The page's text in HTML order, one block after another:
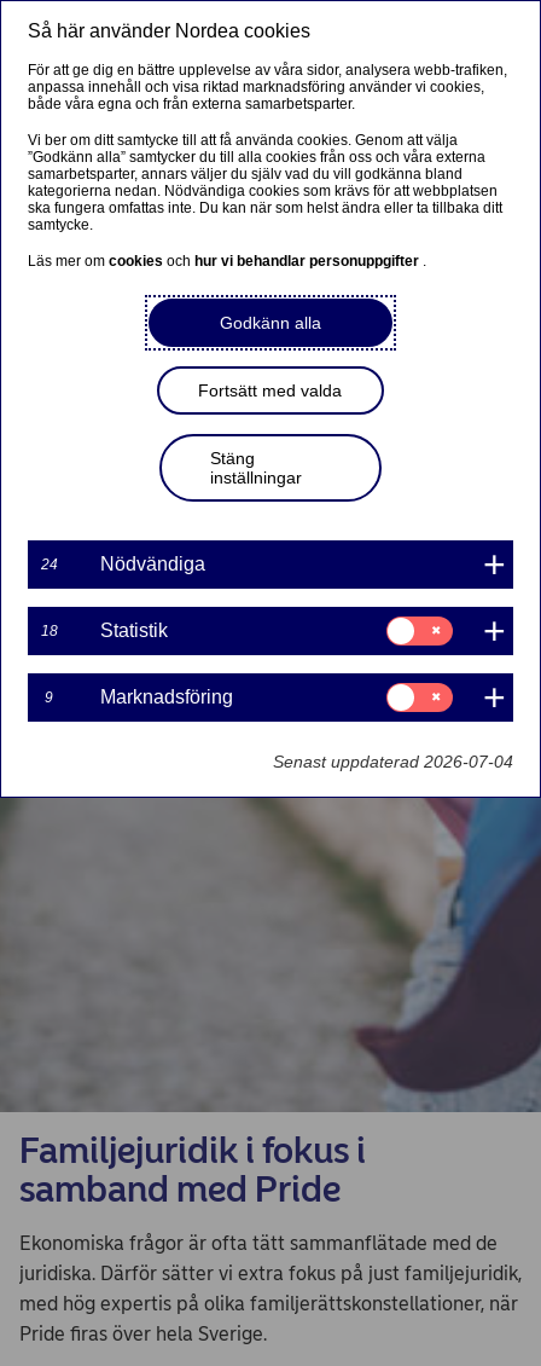
Familjejuridik i fokus i
samband med Pride
Ekonomiska frågor är ofta tätt sammanflätade med de
juridiska. Därför sätter vi extra fokus på just familjejuridik,
med hög expertis på olika familjerättskonstellationer, när
Pride firas över hela Sverige.
Så här använder Nordea cookies
För att ge dig en bättre upplevelse av våra sidor, analysera webb-trafiken,
anpassa innehåll och visa riktad marknadsföring använder vi cookies,
både våra egna och från externa samarbetsparter.
Vi ber om ditt samtycke till att få använda cookies. Genom att välja
”Godkänn alla” samtycker du till alla cookies från oss och våra externa
samarbetsparter, annars väljer du själv vad du vill godkänna bland
kategorierna nedan. Nödvändiga cookies som krävs för att webbplatsen
ska fungera omfattas inte. Du kan när som helst ändra eller ta tillbaka ditt
samtycke.
Läs mer omcookiesoch hur vi behandlar personuppgifter .
Godkänn alla
Fortsätt med valda
Stäng
inställningar
24 Nödvändiga
18 Statistik
Samtycke
för:
Statistik
9 Marknadsföring
Samtycke
för:
Marknadsföring
Senast uppdaterad 2026-07-04